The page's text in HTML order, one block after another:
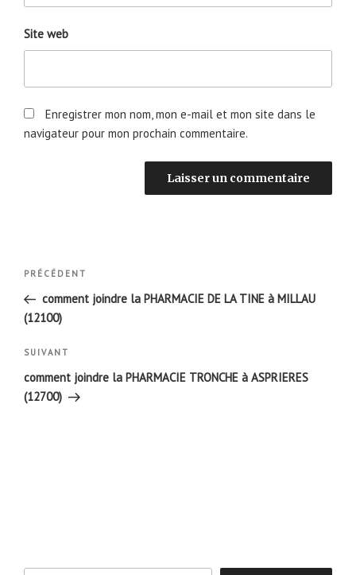
Site web
Enregistrer mon nom, mon e-mail et mon site dans le
navigateur pour mon prochain commentaire.
Navigation
l’article
Article
précédent
PRÉCÉDENT
comment joindre la PHARMACIE DE LA TINE à MILLAU
(12100)
Article
suivant
SUIVANT
comment joindre la PHARMACIE TRONCHE à ASPRIERES
(12700)